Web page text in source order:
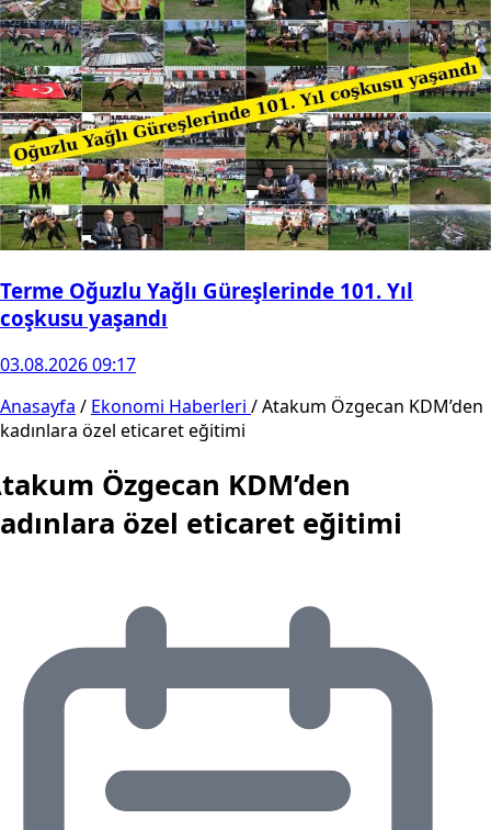
Terme Oğuzlu Yağlı Güreşlerinde 101. Yıl
coşkusu yaşandı
03.08.2026 09:17
Anasayfa / Ekonomi Haberleri /Atakum Özgecan KDM’den
kadınlara özel eticaret eğitimi
Özgecan KDM’den
özel eticaret eğitimi